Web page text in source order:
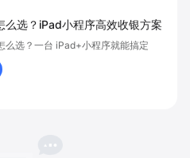
么选？iPad小程序高效收银方案
么选？一台 iPad+小程序就能搞定